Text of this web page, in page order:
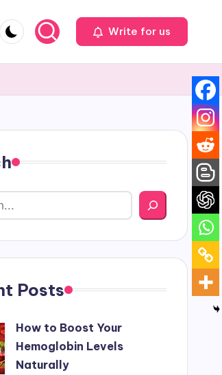
Write for us
Posts
How to Boost Your
Hemoglobin Levels
Naturally